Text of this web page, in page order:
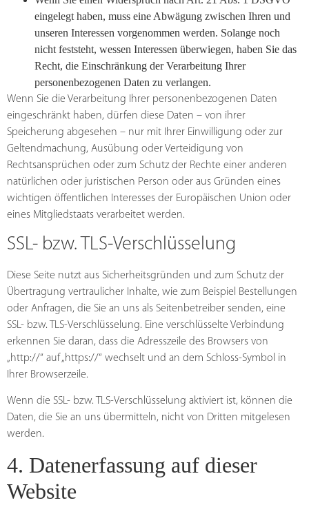
eingelegt haben, muss eine Abwägung zwischen Ihren und
unseren Interessen vorgenommen werden. Solange noch
nicht feststeht, wessen Interessen überwiegen, haben Sie das
Recht, die Einschränkung der Verarbeitung Ihrer
personenbezogenen Daten zu verlangen.
Wenn Sie die Verarbeitung Ihrer personenbezogenen Daten
eingeschränkt haben, dürfen diese Daten – von ihrer
Speicherung abgesehen – nur mit Ihrer Einwilligung oder zur
Geltendmachung, Ausübung oder Verteidigung von
Rechtsansprüchen oder zum Schutz der Rechte einer anderen
natürlichen oder juristischen Person oder aus Gründen eines
wichtigen öffentlichen Interesses der Europäischen Union oder
eines Mitgliedstaats verarbeitet werden.
SSL- bzw. TLS-Verschlüsselung
Diese Seite nutzt aus Sicherheitsgründen und zum Schutz der
Übertragung vertraulicher Inhalte, wie zum Beispiel Bestellungen
oder Anfragen, die Sie an uns als Seitenbetreiber senden, eine
SSL- bzw. TLS-Verschlüsselung. Eine verschlüsselte Verbindung
erkennen Sie daran, dass die Adresszeile des Browsers von
„http://“ auf „https://“ wechselt und an dem Schloss-Symbol in
Ihrer Browserzeile.
Wenn die SSL- bzw. TLS-Verschlüsselung aktiviert ist, können die
Daten, die Sie an uns übermitteln, nicht von Dritten mitgelesen
werden.
4. Datenerfassung auf dieser
Website